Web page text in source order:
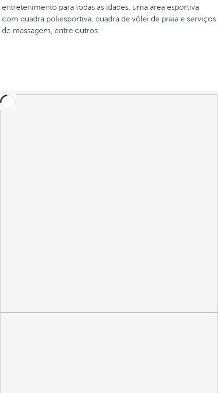
entretenimento para todas as idades, uma área esportiva
com quadra poliesportiva, quadra de vôlei de praia e serviços
de massagem, entre outros.